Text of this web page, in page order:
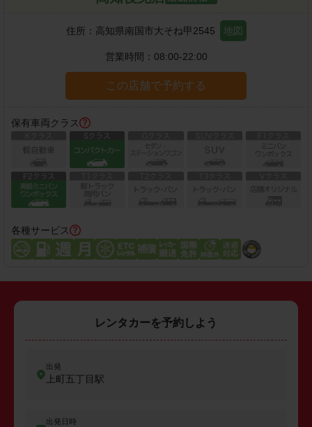
住所： 高知県南国市大そね甲2545 地図
営業時間： 08:00-22:00
この店舗で予約する
保有車両クラス
各種サービス
レンタカーを予約しよう
出発
上町五丁目駅
出発日時